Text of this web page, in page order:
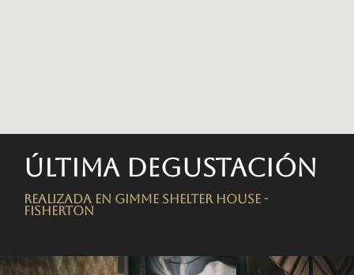
Última degustación
Realizada en Gimme Shelter House -
FISHERTON